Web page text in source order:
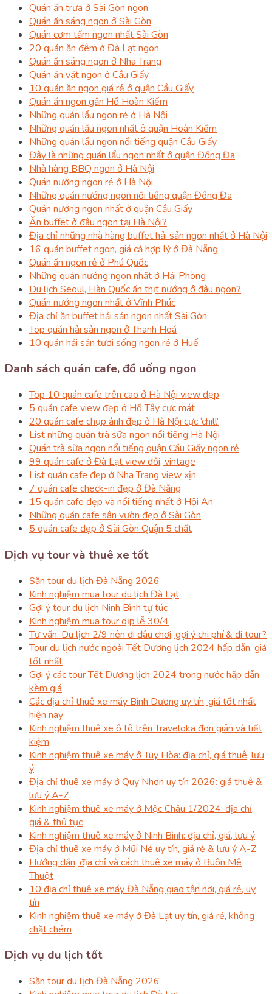
Quán ăn trưa ở Sài Gòn ngon
Quán ăn sáng ngon ở Sài Gòn
Quán cơm tấm ngon nhất Sài Gòn
20 quán ăn đêm ở Đà Lạt ngon
Quán ăn sáng ngon ở Nha Trang
Quán ăn vặt ngon ở Cầu Giấy
10 quán ăn ngon giá rẻ ở quận Cầu Giấy
Quán ăn ngon gần Hồ Hoàn Kiếm
Những quán lẩu ngon rẻ ở Hà Nội
Những quán lẩu ngon nhất ở quận Hoàn Kiếm
Những quán lẩu ngon nổi tiếng quận Cầu Giấy
Đây là những quán lẩu ngon nhất ở quận Đống Đa
Nhà hàng BBQ ngon ở Hà Nội
Quán nướng ngon rẻ ở Hà Nội
Những quán nướng ngon nổi tiếng quận Đống Đa
Quán nướng ngon nhất ở quận Cầu Giấy
Ăn buffet ở đâu ngon tại Hà Nội?
Địa chỉ những nhà hàng buffet hải sản ngon nhất ở Hà Nội
16 quán buffet ngon, giá cả hợp lý ở Đà Nẵng
Quán ăn ngon rẻ ở Phú Quốc
Những quán nướng ngon nhất ở Hải Phòng
Du lịch Seoul, Hàn Quốc ăn thịt nướng ở đâu ngon?
Quán nướng ngon nhất ở Vĩnh Phúc
Địa chỉ ăn buffet hải sản ngon nhất Sài Gòn
Top quán hải sản ngon ở Thanh Hoá
10 quán hải sản tươi sống ngon rẻ ở Huế
Danh sách quán cafe, đồ uống ngon
Top 10 quán cafe trên cao ở Hà Nội view đẹp
5 quán cafe view đẹp ở Hồ Tây cực mát
20 quán cafe chụp ảnh đẹp ở Hà Nội cực ‘chill’
List những quán trà sữa ngon nổi tiếng Hà Nội
Quán trà sữa ngon nổi tiếng quận Cầu Giấy ngon rẻ
99 quán cafe ở Đà Lạt view đồi, vintage
List quán cafe đẹp ở Nha Trang view xịn
7 quán cafe check-in đẹp ở Đà Nẵng
15 quán cafe đẹp và nổi tiếng nhất ở Hội An
Những quán cafe sân vườn đẹp ở Sài Gòn
5 quán cafe đẹp ở Sài Gòn Quận 5 chất
Dịch vụ tour và thuê xe tốt
Săn tour du lịch Đà Nẵng 2026
Kinh nghiệm mua tour du lịch Đà Lạt
Gợi ý tour du lịch Ninh Bình tự túc
Kinh nghiệm mua tour dịp lễ 30/4
Tư vấn: Du lịch 2/9 nên đi đâu chơi, gợi ý chi phí & đi tour?
Tour du lịch nước ngoài Tết Dương lịch 2024 hấp dẫn, giá
tốt nhất
Gợi ý các tour Tết Dương lịch 2024 trong nước hấp dẫn
kèm giá
Các địa chỉ thuê xe máy Bình Dương uy tín, giá tốt nhất
hiện nay
Kinh nghiệm thuê xe ô tô trên Traveloka đơn giản và tiết
kiệm
Kinh nghiệm thuê xe máy ở Tuy Hòa: địa chỉ, giá thuê, lưu
ý
Địa chỉ thuê xe máy ở Quy Nhơn uy tín 2026: giá thuê &
lưu ý A-Z
Kinh nghiệm thuê xe máy ở Mộc Châu 1/2024: địa chỉ,
giá & thủ tục
Kinh nghiệm thuê xe máy ở Ninh Bình: địa chỉ, giá, lưu ý
Địa chỉ thuê xe máy ở Mũi Né uy tín, giá rẻ & lưu ý A-Z
Hướng dẫn, địa chỉ và cách thuê xe máy ở Buôn Mê
Thuột
10 địa chỉ thuê xe máy Đà Nẵng giao tận nơi, giá rẻ, uy
tín
Kinh nghiệm thuê xe máy ở Đà Lạt uy tín, giá rẻ, không
chặt chém
Dịch vụ du lịch tốt
Săn tour du lịch Đà Nẵng 2026